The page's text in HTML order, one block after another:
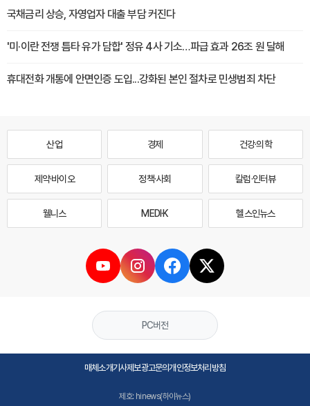
국채금리 상승, 자영업자 대출 부담 커진다
'미·이란 전쟁 틈타 유가 담합' 정유 4사 기소…파급 효과 26조 원 달해
휴대전화 개통에 안면인증 도입...강화된 본인 절차로 민생범죄 차단
산업 경제 건강·의학
제약·바이오 정책·사회 칼럼·인터뷰
웰니스 MEDI·K 헬스인뉴스
PC버전
매체소개기사제보광고문의개인정보처리방침
제호: hinews(하이뉴스)